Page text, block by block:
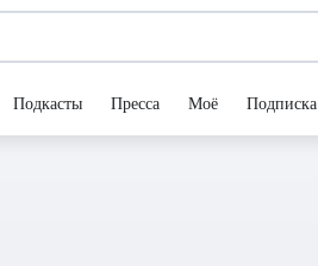
Подкасты Пресса Моё Подписка